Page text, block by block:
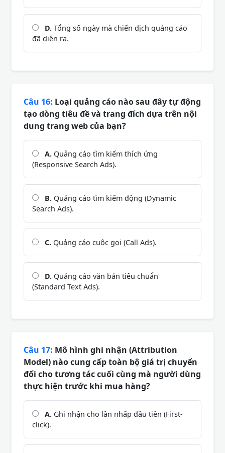
D. Tổng số ngày mà chiến dịch quảng cáo
đã diễn ra.
Câu 16: Loại quảng cáo nào sau đây tự động
tạo dòng tiêu đề và trang đích dựa trên nội
dung trang web của bạn?
A. Quảng cáo tìm kiếm thích ứng
(Responsive Search Ads).
B. Quảng cáo tìm kiếm động (Dynamic
Search Ads).
C. Quảng cáo cuộc gọi (Call Ads).
D. Quảng cáo văn bản tiêu chuẩn
(Standard Text Ads).
Câu 17: Mô hình ghi nhận (Attribution
Model) nào cung cấp toàn bộ giá trị chuyển
đổi cho tương tác cuối cùng mà người dùng
thực hiện trước khi mua hàng?
A. Ghi nhận cho lần nhấp đầu tiên (First-
click).